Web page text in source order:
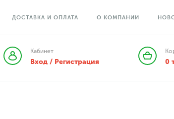
ДОСТАВКА И ОПЛАТА О КОМПАНИИ
Кабинет
Вход / Регистрация 0